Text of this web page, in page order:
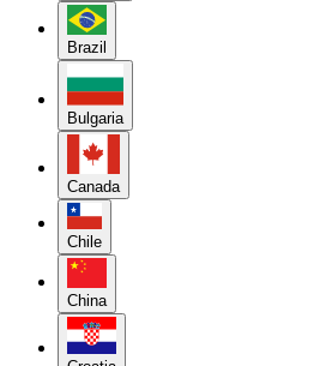
Brazil
Bulgaria
Canada
Chile
China